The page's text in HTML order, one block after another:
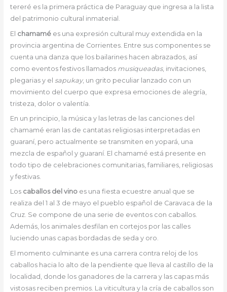
tereré es la primera práctica de Paraguay que ingresa a la lista
del patrimonio cultural inmaterial.
El chamamées una expresión cultural muy extendida en la
provincia argentina de Corrientes. Entre sus componentes se
cuenta una danza que los bailarines hacen abrazados, así
como eventos festivos llamados musiqueadas, invitaciones,
plegarias y el sapukay, un grito peculiar lanzado con un
movimiento del cuerpo que expresa emociones de alegría,
tristeza, dolor o valentía.
En un principio, la música y las letras de las canciones del
chamamé eran las de cantatas religiosas interpretadas en
guaraní, pero actualmente se transmiten en yopará, una
mezcla de español y guaraní. El chamamé está presente en
todo tipo de celebraciones comunitarias, familiares, religiosas
y festivas.
Los caballos del vinoes una fiesta ecuestre anual que se
realiza del 1 al 3 de mayo el pueblo español de Caravaca de la
Cruz. Se compone de una serie de eventos con caballos.
Además, los animales desfilan en cortejos por las calles
luciendo unas capas bordadas de seda y oro.
El momento culminante es una carrera contra reloj de los
caballos hacia lo alto de la pendiente que lleva al castillo de la
localidad, donde los ganadores de la carrera y las capas más
vistosas reciben premios. La viticultura y la cría de caballos son